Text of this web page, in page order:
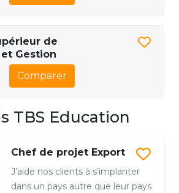
de
Gestion
Comparer
TBS Education
Chef de projet Export
J’aide nos clients à s’implanter
dans un pays autre que leur pays